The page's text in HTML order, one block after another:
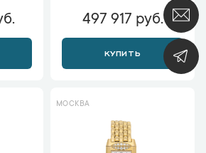
497 917 руб.
КУПИТЬ
МОСКВА